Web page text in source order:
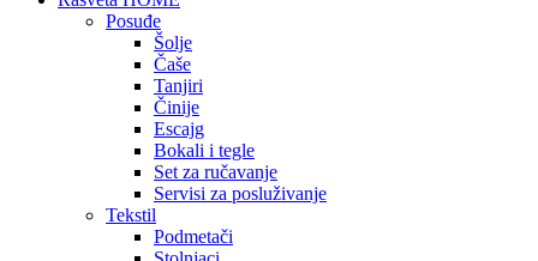
Posuđe
Šolje
Čaše
Tanjiri
Činije
Escajg
Bokali i tegle
Set za ručavanje
Servisi za posluživanje
Tekstil
Podmetači